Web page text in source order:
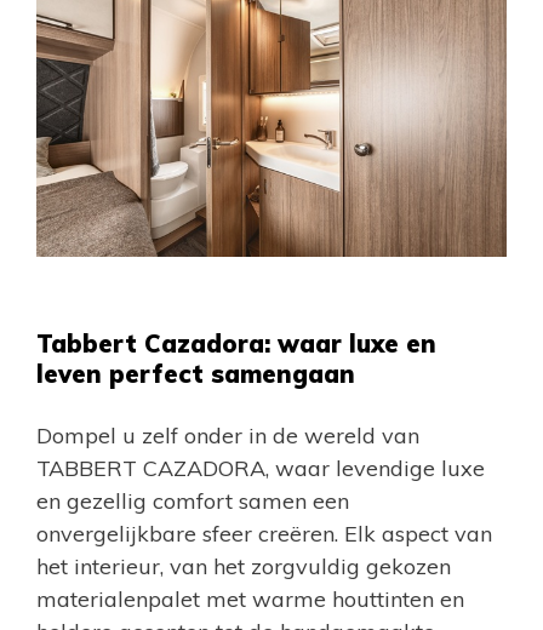
Tabbert Cazadora: waar luxe en
leven perfect samengaan
Dompel u zelf onder in de wereld van
TABBERT CAZADORA, waar levendige luxe
en gezellig comfort samen een
onvergelijkbare sfeer creëren. Elk aspect van
het interieur, van het zorgvuldig gekozen
materialenpalet met warme houttinten en